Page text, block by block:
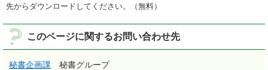
先からダウンロードしてください。（無料）
このページに関するお問い合わせ先
秘書企画課
秘書グループ